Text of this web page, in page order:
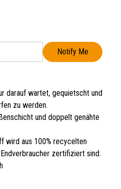
Notify Me
darauf wartet, gequietscht und
zu werden.
und doppelt genähte
wird aus 100% recycelten
zertifiziert sind.